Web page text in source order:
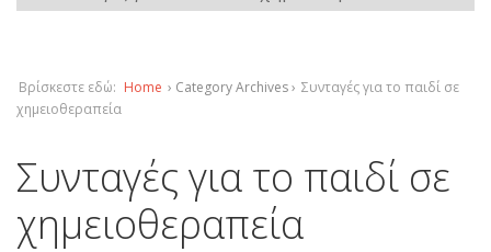
Βρίσκεστε εδώ: Home › Category Archives › Συνταγές για το παιδί σε
χημειοθεραπεία
Συνταγές για το παιδί σε
χημειοθεραπεία